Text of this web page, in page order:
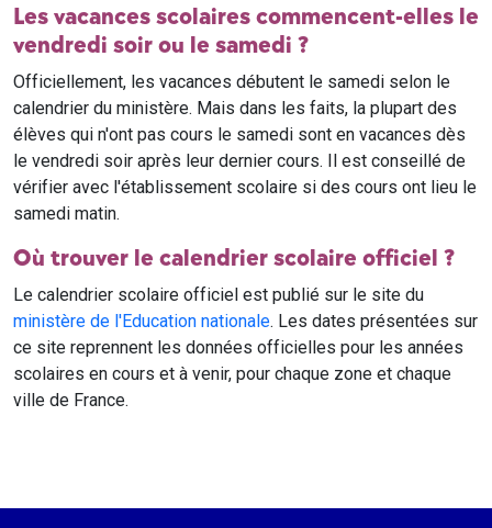
Les vacances scolaires commencent-elles le
vendredi soir ou le samedi ?
Officiellement, les vacances débutent le samedi selon le
calendrier du ministère. Mais dans les faits, la plupart des
élèves qui n'ont pas cours le samedi sont en vacances dès
le vendredi soir après leur dernier cours. Il est conseillé de
vérifier avec l'établissement scolaire si des cours ont lieu le
samedi matin.
Où trouver le calendrier scolaire officiel ?
Le calendrier scolaire officiel est publié sur le site du
ministère de l'Education nationale. Les dates présentées sur
ce site reprennent les données officielles pour les années
scolaires en cours et à venir, pour chaque zone et chaque
ville de France.